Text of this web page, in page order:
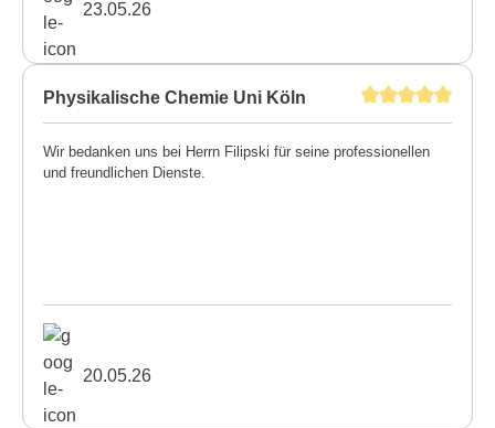
23.05.26
Physikalische Chemie Uni Köln
Wir bedanken uns bei Herrn Filipski für seine professionellen
und freundlichen Dienste.
20.05.26